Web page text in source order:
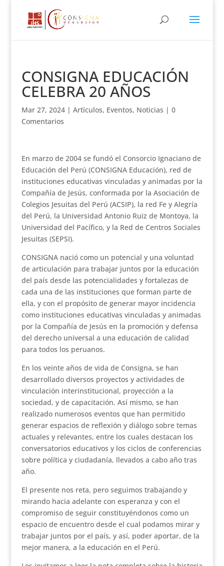
CONSIGNA EDUCACIÓN
CELEBRA 20 AÑOS
Mar 27, 2024| Artículos, Eventos, Noticias | 0
Comentarios
En marzo de 2004 se fundó el Consorcio Ignaciano de
Educación del Perú (CONSIGNA Educación), red de
instituciones educativas vinculadas y animadas por la
Compañía de Jesús, conformada por la Asociación de
Colegios Jesuitas del Perú (ACSIP), la red Fe y Alegría
del Perú, la Universidad Antonio Ruiz de Montoya, la
Universidad del Pacífico, y la Red de Centros Sociales
Jesuitas (SEPSI).
CONSIGNA nació como un potencial y una voluntad
de articulación para trabajar juntos por la educación
del país desde las potencialidades y fortalezas de
cada una de las instituciones que forman parte de
ella, y con el propósito de generar mayor incidencia
como instituciones educativas vinculadas y animadas
por la Compañía de Jesús en la promoción y defensa
del derecho universal a una educación de calidad
para todos los peruanos.
En los veinte años de vida de Consigna, se han
desarrollado diversos proyectos y actividades de
vinculación interinstitucional, proyección a la
sociedad, y de capacitación. Así mismo, se han
realizado numerosos eventos que han permitido
generar espacios de reflexión y diálogo sobre temas
actuales y relevantes, entre los cuales destacan los
conversatorios educativos y los ciclos de conferencias
sobre política y ciudadanía, llevados a cabo año tras
año.
El presente nos reta, pero seguimos trabajando y
mirando hacia adelante con esperanza y con el
compromiso de seguir constituyéndonos como un
espacio de encuentro desde el cual podamos mirar y
trabajar juntos por el país, y así, poder aportar, de la
mejor manera, a la educación en el Perú.